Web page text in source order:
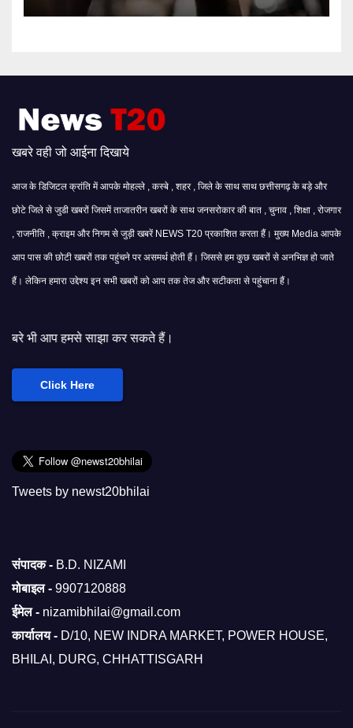
खबरे वही जो आईना दिखाये
आज के डिजिटल क्रांति में आपके मोहल्ले , कस्बे , शहर , जिले के साथ साथ छत्तीसगढ़ के बड़े और
छोटे जिले से जुडी खबरों जिसमें ताजातरीन खबरों के साथ जनसरोकार की बात , चुनाव , शिक्षा , रोजगार
, राजनीति , क्राइम और निगम से जुड़ी खबरें NEWS T20 प्रकाशित करता हैं। मुख्य Media आपके
आप पास की छोटी खबरों तक पहुंचने पर असमर्थ होती हैं। जिससे हम कुछ खबरों से अनभिज्ञ हो जाते
हैं। लेकिन हमारा उद्देश्य इन सभी खबरों को आप तक तेज और सटीकता से पहुंचाना हैं।
कर सकते हैं।
Click Here
Tweets by newst20bhilai
संपादक - B.D. NIZAMI
मोबाइल - 9907120888
ईमेल - nizamibhilai@gmail.com
कार्यालय - D/10, NEW INDRA MARKET, POWER HOUSE,
BHILAI, DURG, CHHATTISGARH